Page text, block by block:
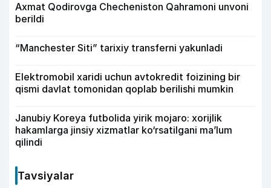
Axmat Qodirovga Checheniston Qahramoni unvoni
berildi
“Manchester Siti” tarixiy transferni yakunladi
Elektromobil xaridi uchun avtokredit foizining bir
qismi davlat tomonidan qoplab berilishi mumkin
Janubiy Koreya futbolida yirik mojaro: xorijlik
hakamlarga jinsiy xizmatlar ko‘rsatilgani ma’lum
qilindi
Tavsiyalar